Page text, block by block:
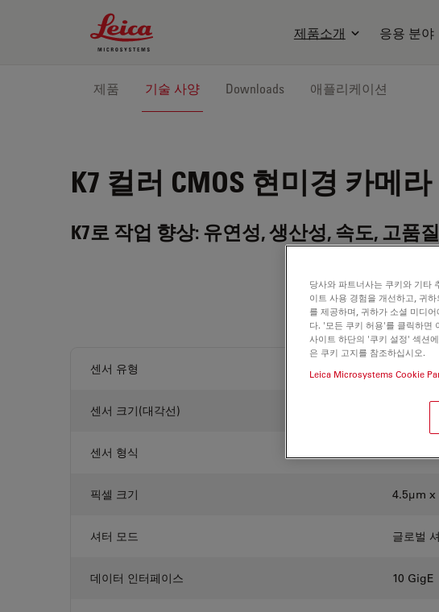
Leica Microsystems Logo
제품소개 응용 분야
제품 기술 사양 Downloads 애플리케이션
K7 컬러 CMOS 현미경 카메라
K7로 작업 향상: 유연성, 생산성, 속도, 고품
센서 유형 Sony
센서 크기(대각선)
센서 형식
픽셀 크기 4.5μm x
셔터 모드 글로벌
데이터 인터페이스 10 GigE
당사와 파트너사는 쿠키와 기타
이트 사용 경험을 개선하고, 귀
를 제공하며, 귀하가 소셜 미디
다. '모든 쿠키 허용'를 클릭하면
사이트 하단의 '쿠키 설정' 섹션
은 쿠키 고지를 참조하십시오.
Leica Microsystems Cookie